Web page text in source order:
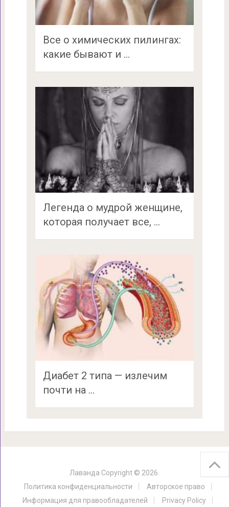
Все о химических пилингах:
какие бывают и …
Легенда о мудрой женщине,
которая получает все, …
Диабет 2 типа — излечим
почти на …
Лаванда Copyright © 2026.
Политика конфиденциальности
Авторское право
Информация для правообладателей
Privacy Policy